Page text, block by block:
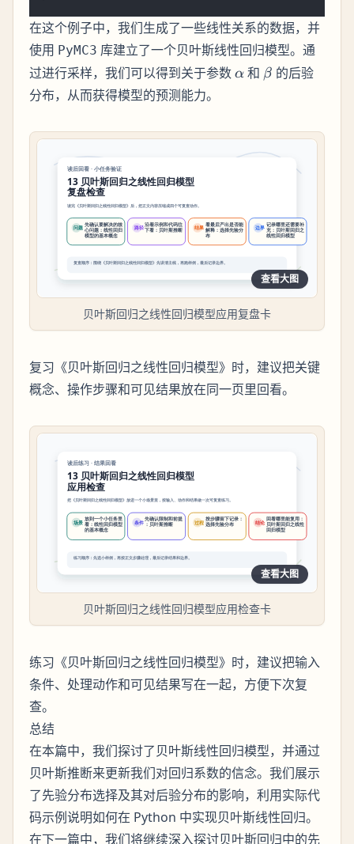
在这个例子中，我们生成了一些线性关系的数据，并
使用 PyMC3 库建立了一个贝叶斯线性回归模型。通
过进行采样，我们可以得到关于参数\alpha
α 和 \beta
β 的后验
分布，从而获得模型的预测能力。
查看大图
贝叶斯回归之线性回归模型应用复盘卡
复习《贝叶斯回归之线性回归模型》时，建议把关键
概念、操作步骤和可见结果放在同一页里回看。
查看大图
贝叶斯回归之线性回归模型应用检查卡
练习《贝叶斯回归之线性回归模型》时，建议把输入
条件、处理动作和可见结果写在一起，方便下次复
查。
总结
在本篇中，我们探讨了贝叶斯线性回归模型，并通过
贝叶斯推断来更新我们对回归系数的信念。我们展示
了先验分布选择及其对后验分布的影响，利用实际代
码示例说明如何在 Python 中实现贝叶斯线性回归。
在下一篇中，我们将继续深入探讨贝叶斯回归中的先